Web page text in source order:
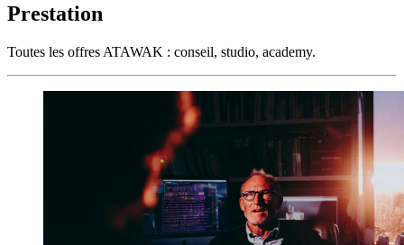
Prestation
Toutes les offres ATAWAK : conseil, studio, academy.